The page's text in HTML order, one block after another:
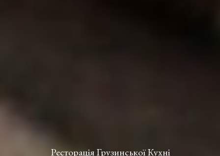
Ресторація Грузинської Кухні